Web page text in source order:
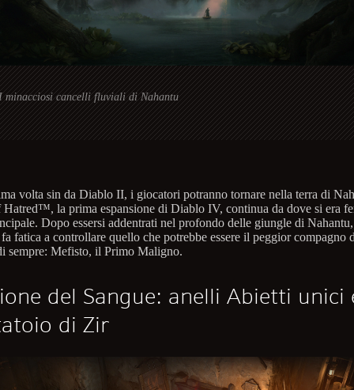
minacciosi cancelli fluviali di Nahantu
volta sin da Diablo II, i giocatori potranno tornare nella terra di
Hatred™, la prima espansione di Diablo IV, continua da dove si era
Dopo essersi addentrati nel profondo delle giungle di Nahantu,
fatica a controllare quello che potrebbe essere il peggior compagno
sempre: Mefisto, il Primo Maligno.
del Sangue: anelli Abietti unici
di Zir